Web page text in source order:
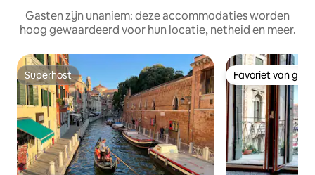
Gasten zijn unaniem: deze accommodaties worden
hoog gewaardeerd voor hun locatie, netheid en meer.
Superhost
Superhost Favoriet van
Favoriet van